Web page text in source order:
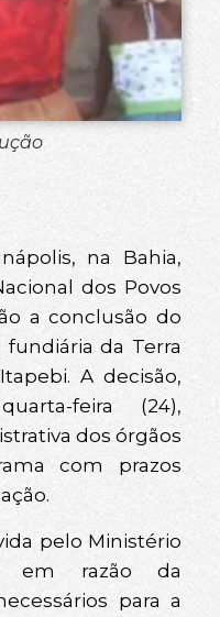
na Bahia,
dos Povos
a conclusão do
da Terra
A decisão,
feira (24),
dos órgãos
com prazos
pelo Ministério
em razão da
para a